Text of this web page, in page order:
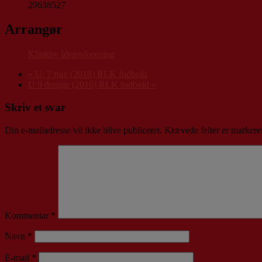
29638527
Arrangør
Skriv et svar
Din e-mailadresse vil ikke blive publiceret. Krævede felter er
Kommentar *
Navn *
E-mail *